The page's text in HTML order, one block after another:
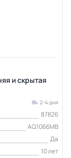
и скрытая
2-4 дня
87826
AQ1066MB
Да
10 лет